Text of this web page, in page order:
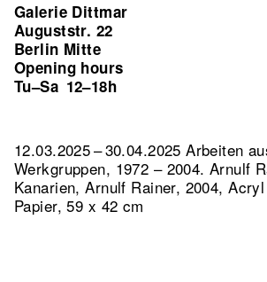
Galerie Dittmar
Auguststr. 22
Berlin Mitte
Opening hours
Tu–Sa 12–18h
12.03.2025 – 30.04.2025 Arbeiten
Werkgruppen, 1972 – 2004. Arnulf
Kanarien, Arnulf Rainer, 2004,
Papier, 59 x 42 cm